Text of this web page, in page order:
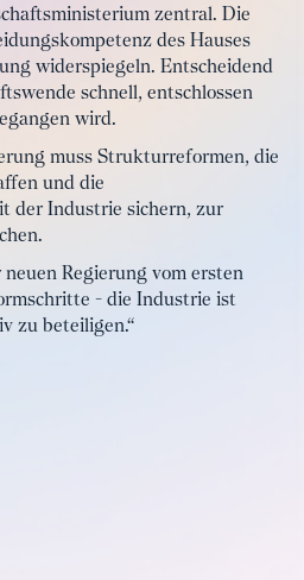
zentral. Die
des Hauses
widerspiegeln. Entscheidend
schnell, entschlossen
wird.
muss Strukturreformen, die
und die
der Industrie sichern, zur
Regierung vom ersten
- die Industrie ist
zu beteiligen.“